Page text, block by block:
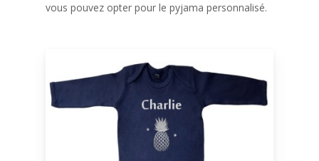
vous pouvez opter pour le pyjama personnalisé.